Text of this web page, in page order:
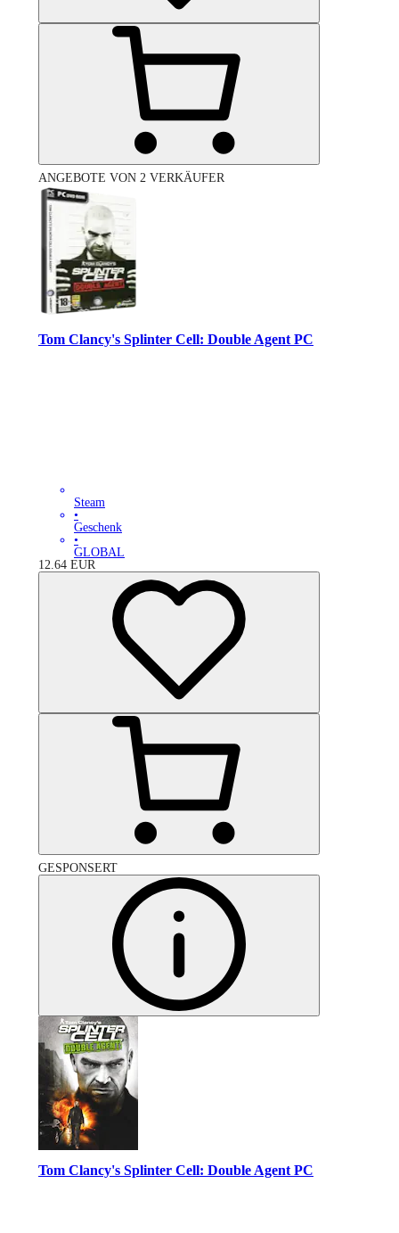
ANGEBOTE VON 2 VERKÄUFER
Tom Clancy's Splinter Cell: Double Agent PC
Steam
•
Geschenk
•
GLOBAL
12.64 EUR
GESPONSERT
Tom Clancy's Splinter Cell: Double Agent PC